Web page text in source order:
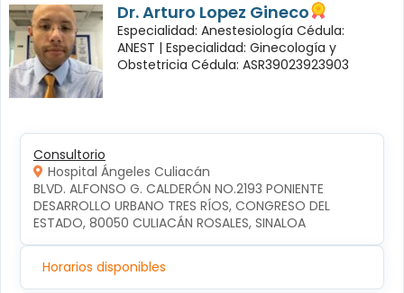
Dr. Arturo Lopez Gineco
Especialidad: Anestesiología Cédula:
ANEST | Especialidad: Ginecología y
Obstetricia Cédula: ASR39023923903
Consultorio
Hospital Ángeles Culiacán
BLVD. ALFONSO G. CALDERÓN NO.2193 PONIENTE
DESARROLLO URBANO TRES RÍOS, CONGRESO DEL
ESTADO, 80050 CULIACÁN ROSALES, SINALOA
Horarios disponibles